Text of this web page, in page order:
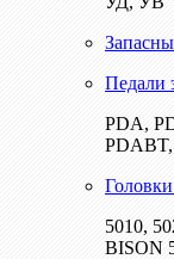
Педали
PDA,
5010,
BISON